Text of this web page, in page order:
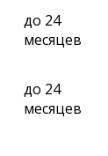
до 24
месяцев
до 24
месяцев